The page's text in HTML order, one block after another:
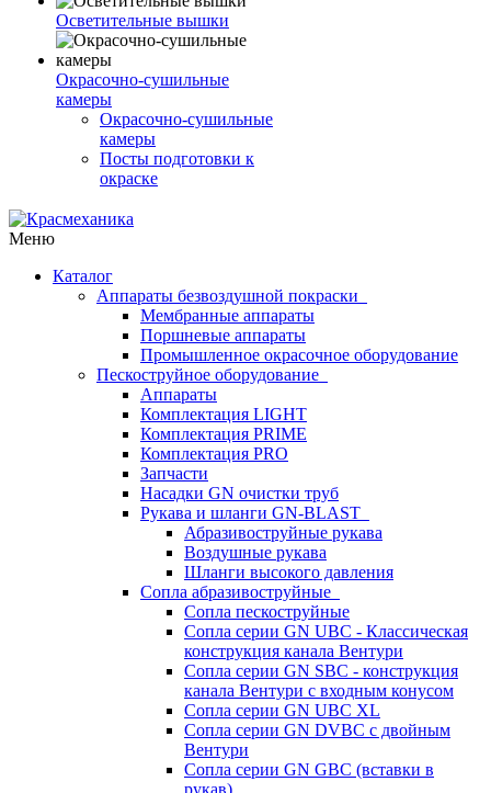
Осветительные вышки
Окрасочно-сушильные
камеры
Окрасочно-сушильные
камеры
Посты подготовки к
окраске
Меню
Каталог
Аппараты безвоздушной покраски
Мембранные аппараты
Поршневые аппараты
Промышленное окрасочное оборудование
Пескоструйное оборудование
Аппараты
Комплектация LIGHT
Комплектация PRIME
Комплектация PRO
Запчасти
Насадки GN очистки труб
Рукава и шланги GN-BLAST
Абразивоструйные рукава
Воздушные рукава
Шланги высокого давления
Сопла абразивоструйные
Сопла пескоструйные
Сопла серии GN UBC - Классическая
конструкция канала Вентури
Сопла серии GN SBC - конструкция
канала Вентури c входным конусом
Сопла серии GN UBC XL
Сопла серии GN DVBC с двойным
Вентури
Сопла серии GN GBC (вставки в
рукав)